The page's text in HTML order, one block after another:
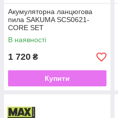
Акумуляторна ланцюгова
пила SAKUMA SCS0621-
CORE SET
В наявності
1 720 ₴
Купити